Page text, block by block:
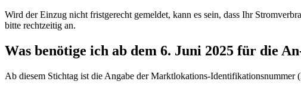
Wird der Einzug nicht fristgerecht gemeldet, kann es sein, dass Ihr
bitte rechtzeitig an.
Was benötige ich ab dem 6. Juni 2025 für die
Ab diesem Stichtag ist die Angabe der Marktlokations-